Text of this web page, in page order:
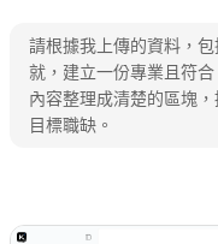
請根據我上傳的資料，
就，建立一份專業且符
內容整理成清楚的區塊
目標職缺。